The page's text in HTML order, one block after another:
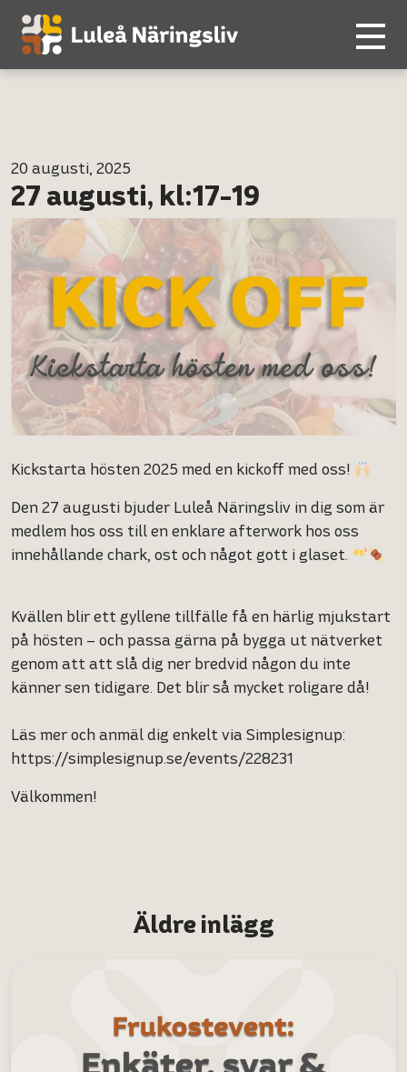
20 augusti, 2025
27 augusti, kl:17-19
Kickstarta hösten 2025 med en kickoff med oss!
Den 27 augusti bjuder Luleå Näringsliv in dig som är
medlem hos oss till en enklare afterwork hos oss
innehållande chark, ost och något gott i glaset.
Kvällen blir ett gyllene tillfälle få en härlig mjukstart
på hösten – och passa gärna på bygga ut nätverket
genom att att slå dig ner bredvid någon du inte
känner sen tidigare. Det blir så mycket roligare då!
Läs mer och anmäl dig enkelt via Simplesignup:
https://simplesignup.se/events/228231
Välkommen!
Äldre inlägg